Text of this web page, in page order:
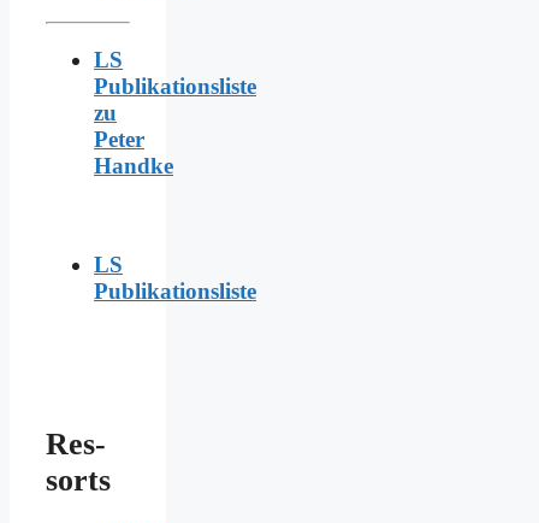
LS
Publikationsliste
zu
Peter
Handke
LS
Publikationsliste
Res­
sorts